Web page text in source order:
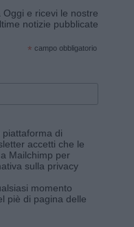
e ricevi le nostre
notizie pubblicate
* campo obbligatorio
di
accetti che le
Mailchimp per
sulla privacy
momento
piè di pagina delle